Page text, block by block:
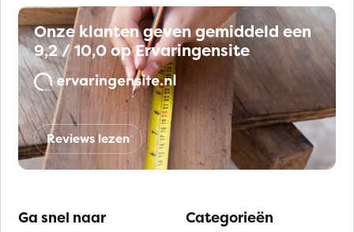
Onze klanten geven gemiddeld een
9,2 / 10,0 op Ervaringensite
Reviews lezen
Ga snel naar Categorieën